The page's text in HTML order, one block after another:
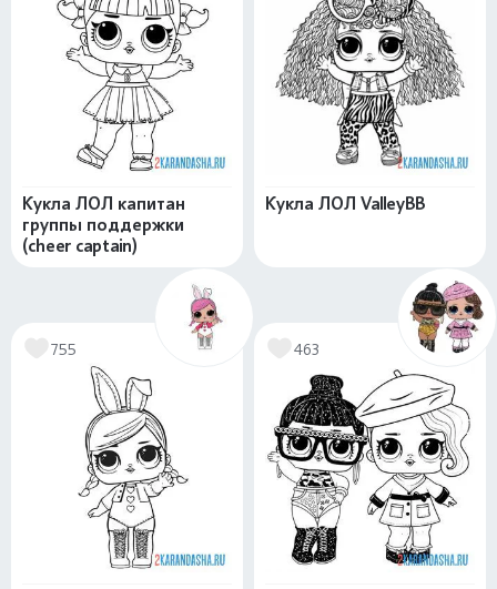
Кукла ЛОЛ капитан
группы поддержки
(cheer captain)
Кукла ЛОЛ ValleyBB
755 463